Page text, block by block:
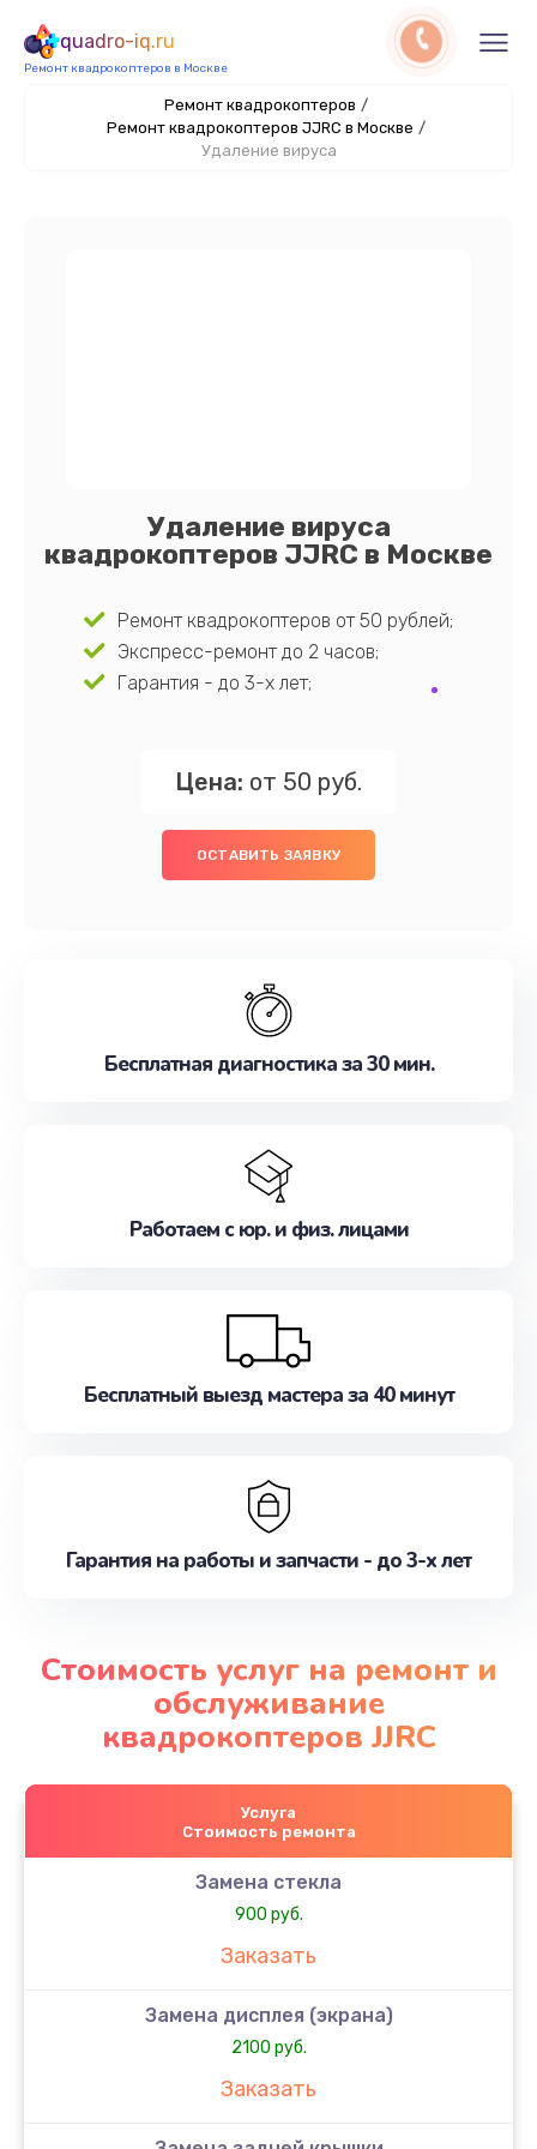
quadro-iq.ru
Ремонт квадрокоптеров в Москве
Ремонт квадрокоптеров /
Ремонт квадрокоптеров JJRC в Москве /
Удаление вируса
Удаление вируса
квадрокоптеров JJRC в Москве
Ремонт квадрокоптеров от 50 рублей;
Экспресс-ремонт до 2 часов;
Гарантия - до 3-х лет;
Цена: от 50 руб.
ОСТАВИТЬ ЗАЯВКУ
Бесплатная диагностика за 30 мин.
Работаем с юр. и физ. лицами
Бесплатный выезд мастера за 40 минут
Гарантия на работы и запчасти - до 3-х лет
Стоимость услуг на ремонт и
обслуживание
квадрокоптеров JJRC
Услуга
Стоимость ремонта
Замена стекла
900 руб.
Заказать
Замена дисплея (экрана)
2100 руб.
Заказать